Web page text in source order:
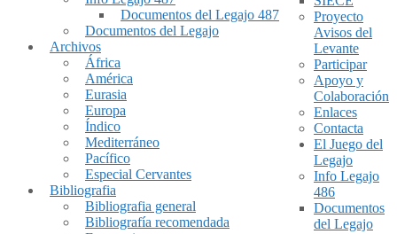
Documentos del Legajo 487
Documentos del Legajo
Archivos
África
América
Eurasia
Europa
Índico
Mediterráneo
Pacífico
Especial Cervantes
Bibliografia
Bibliografia general
Bibliografía recomendada
Proyecto
Avisos del
Levante
Participar
Apoyo y
Colaboración
Enlaces
Contacta
El Juego del
Legajo
Info Legajo
486
Documentos
del Legajo